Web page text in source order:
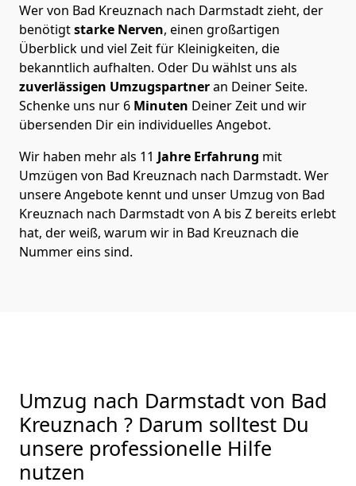
Wer von Bad Kreuznach nach Darmstadt zieht, der
benötigtstarke Nerven, einen großartigen
Überblick und viel Zeit für Kleinigkeiten, die
bekanntlich aufhalten. Oder Du wählst uns als
zuverlässigen Umzugspartneran Deiner Seite.
Schenke uns nur 6 Minuten Deiner Zeit und wir
übersenden Dir ein individuelles Angebot.
Wir haben mehr als 11 Jahre Erfahrung mit
Umzügen von Bad Kreuznach nach Darmstadt. Wer
unsere Angebote kennt und unser Umzug von Bad
Kreuznach nach Darmstadt von A bis Z bereits erlebt
hat, der weiß, warum wir in Bad Kreuznach die
Nummer eins sind.
Umzug nach Darmstadt von Bad
Kreuznach ? Darum solltest Du
unsere professionelle Hilfe
nutzen